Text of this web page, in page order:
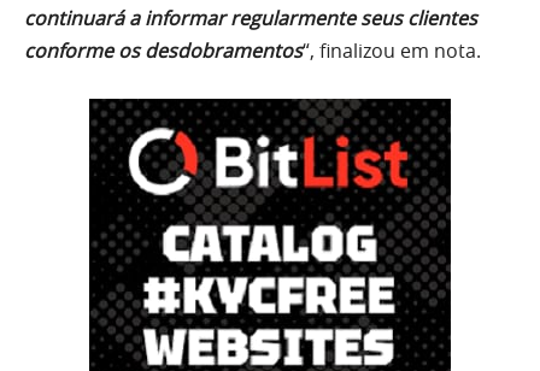
continuará a informar regularmente seus clientes
conforme os desdobramentos“, finalizou em nota.